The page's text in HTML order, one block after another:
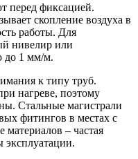
перед фиксацией.
скопление воздуха в
работы. Для
нивелир или
до 1 мм/м.
к типу труб.
нагреве, поэтому
Стальные магистрали
фитингов в местах с
материалов – частая
эксплуатации.